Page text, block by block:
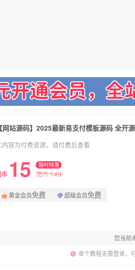
网站源码】2025最新易支付模板源码 全开
内容为付费资源，请付费后查看
币 15 限时特惠
图币149
黄金会员免费 超级会员免费
您当前
单个教程无需登录，